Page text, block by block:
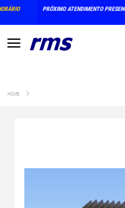
PRÓXIMO ATENDIMENTO PRESENCIAL NA
AGOSTO
HOME